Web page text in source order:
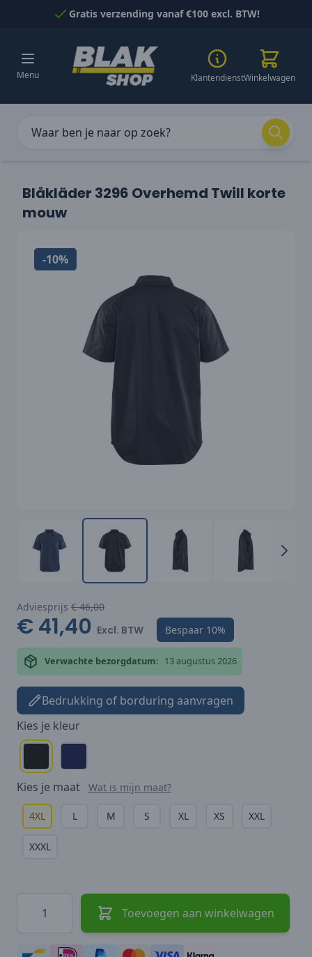
Naar inhoud gaanGratis verzending vanaf €100 excl. BTW!
Menu KlantendienstWinkelwagen
Blåkläder 3296 Overhemd Twill korte
mouw
-10%
Adviesprijs € 46,00
€ 41,40 Excl. BTW Bespaar 10%
Verwachte bezorgdatum: 13 augustus 2026
Bedrukking of borduring aanvragen
Kies je kleur
Kies je maat Wat is mijn maat?
4XL L M S XL XS XXL
XXXL
Hoeveelheid
Toevoegen aan winkelwagen